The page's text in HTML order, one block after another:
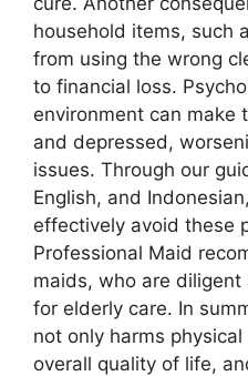
household items, such
from using the wrong
to financial loss.
environment can make
and depressed,
issues. Through our
English, and
effectively avoid these
Professional Maid
maids, who are
for elderly care. In
not only harms
overall quality of life,